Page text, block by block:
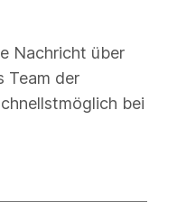
Nachricht über
Team der
bei